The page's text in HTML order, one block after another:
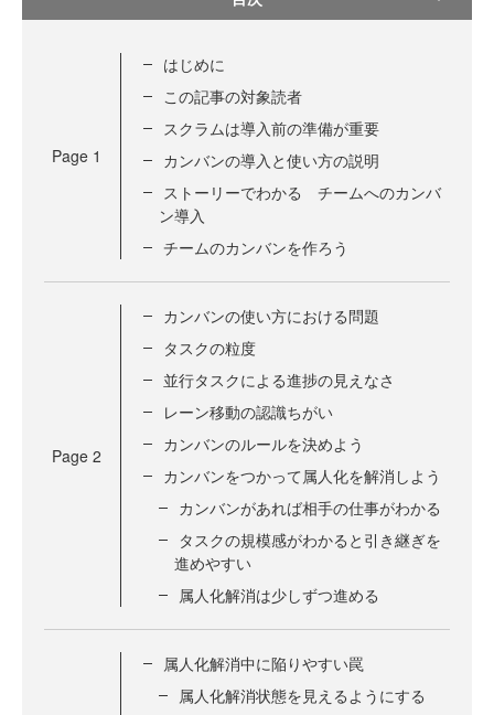
Page 1
はじめに
この記事の対象読者
スクラムは導入前の準備が重要
カンバンの導入と使い方の説明
ストーリーでわかる チームへのカンバ
ン導入
チームのカンバンを作ろう
Page 2
カンバンの使い方における問題
タスクの粒度
並行タスクによる進捗の見えなさ
レーン移動の認識ちがい
カンバンのルールを決めよう
カンバンをつかって属人化を解消しよう
カンバンがあれば相手の仕事がわかる
タスクの規模感がわかると引き継ぎを
進めやすい
属人化解消は少しずつ進める
属人化解消中に陥りやすい罠
属人化解消状態を見えるようにする